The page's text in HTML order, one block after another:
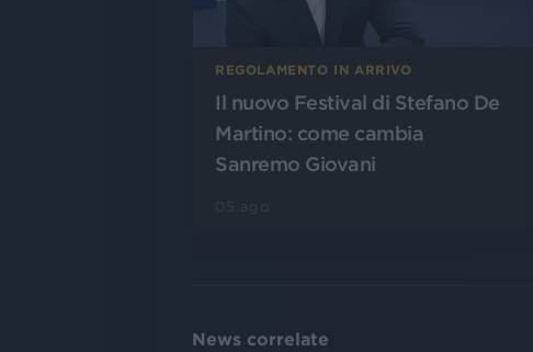
REGOLAMENTO IN ARRIVO
Il nuovo Festival di Stefano De
Martino: come cambia
Sanremo Giovani
News correlate